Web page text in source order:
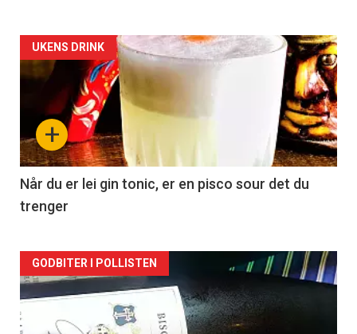
Forsiden
akkurat
nå
-
2
+
UKENS DRINK
Når du er lei gin tonic, er en pisco sour det du
trenger
Forsiden
akkurat
GODBITER I POLLISTEN